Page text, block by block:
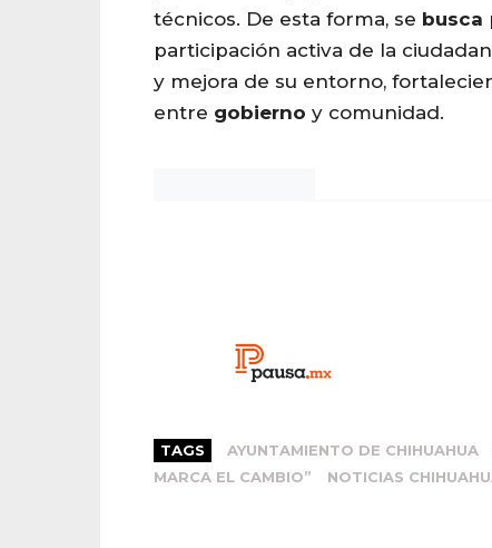
técnicos. De esta forma, se busca
participación activa de la
y mejora de su entorno,
entre gobierno y comunidad.
TAGS AYUNTAMIENTO DE CHIHUAHUA
MARCA EL CAMBIO”
NOTICIAS